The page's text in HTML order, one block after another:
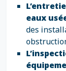
eaux
des